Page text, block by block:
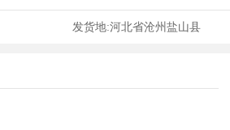
发货地:河北省沧州盐山县